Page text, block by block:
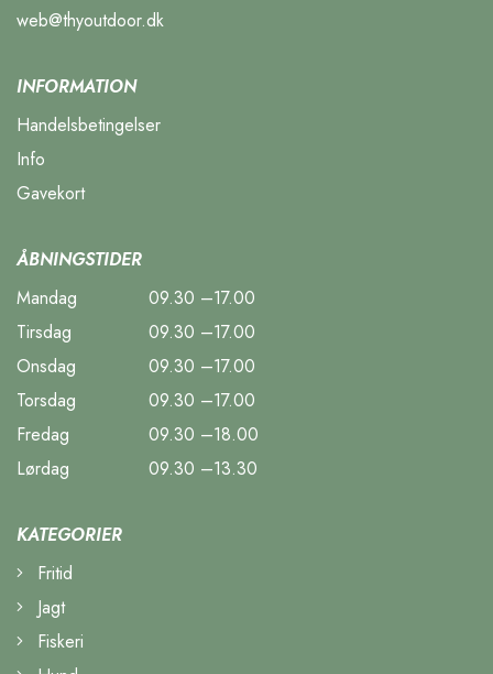
web@thyoutdoor.dk
INFORMATION
Handelsbetingelser
Info
Gavekort
ÅBNINGSTIDER
Mandag
09.30 –17.00
Tirsdag
09.30 –17.00
Onsdag
09.30 –17.00
Torsdag
09.30 –17.00
Fredag
09.30 –18.00
Lørdag
09.30 –13.30
KATEGORIER
Fritid
Jagt
Fiskeri